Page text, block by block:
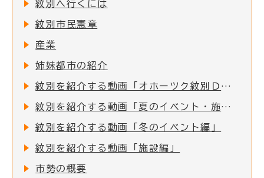
紋別へ行くには
紋別市民憲章
産業
姉妹都市の紹介
紋別を紹介する動画「オホーツク紋別ＤＶＤライブラリー」
紋別を紹介する動画「夏のイベント・施設編」
紋別を紹介する動画「冬のイベント編」
紋別を紹介する動画「施設編」
市勢の概要